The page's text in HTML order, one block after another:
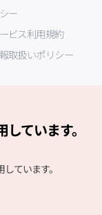
ー
ビス利用規約
取扱いポリシー
ています。
ています。